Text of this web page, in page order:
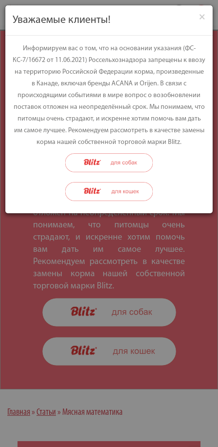
Уважаемые
клиенты!
Информируем вас о том, что на
основании указания (ФС-КС-7/16672 от
11.06.2021) Россельхознадзора
запрещены к ввозу на территорию
Российской Федерации корма,
произведенные в Канаде, включая
происходящими событиями в мире
вопрос о возобновлении поставок
отложен на неопределённый срок. Мы
понимаем, что питомцы очень
страдают, и искренне хотим помочь
вам дать им самое лучшее.
Рекомендуем рассмотреть в качестве
замены корма нашей собственной
торговой марки Blitz.
Главная » Статьи » Мясная математика
×
Уважаемые клиенты!
Информируем вас о том, что на основании указания (ФС-
КС-7/16672 от 11.06.2021) Россельхознадзора запрещены к ввозу
на территорию Российской Федерации корма, произведенные
в Канаде, включая бренды ACANA и Orijen. В связи с
происходящими событиями в мире вопрос о возобновлении
поставок отложен на неопределённый срок. Мы понимаем, что
питомцы очень страдают, и искренне хотим помочь вам дать
им самое лучшее. Рекомендуем рассмотреть в качестве замены
корма нашей собственной торговой марки Blitz.